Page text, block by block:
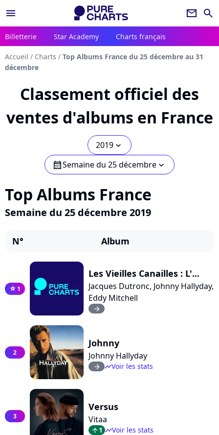
menu newsletter search
Billetterie Star Academy Charts français
Accueil / Charts / Top Albums France du 25 décembre au 31
décembre
Classement officiel des
ventes d'albums en France
2019 chevron_bot
calendarSemaine du 25 décembre chevron_bot
Top Albums France
Semaine du 25 décembre 2019
N° Album
star 1
Les Vieilles Canailles : L'...
Jacques Dutronc, Johnny Hallyday,
Eddy Mitchell
arrow_right
2
Johnny
Johnny Hallyday
arrow_right timelineVoir les stats
3
Versus
Vitaa
arrow_top1 timelineVoir les stats